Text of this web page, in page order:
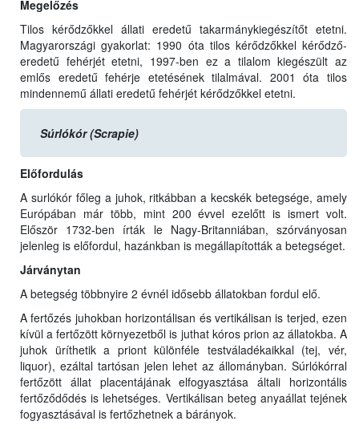
Megelőzés
Tilos kérődzőkkel állati eredetű takarmánykiegészítőt etetni.
Magyarországi gyakorlat: 1990 óta tilos kérődzőkkel kérődző-
eredetű fehérjét etetni, 1997-ben ez a tilalom kiegészült az
emlős eredetű fehérje etetésének tilalmával. 2001 óta tilos
mindennemű állati eredetű fehérjét kérődzőkkel etetni.
Súrlókór (Scrapie)
Előfordulás
A surlókór főleg a juhok, ritkábban a kecskék betegsége, amely
Európában már több, mint 200 évvel ezelőtt is ismert volt.
Először 1732-ben írták le Nagy-Britanniában, szórványosan
jelenleg is előfordul, hazánkban is megállapították a betegséget.
Járványtan
A betegség többnyire 2 évnél idősebb állatokban fordul elő.
A fertőzés juhokban horizontálisan és vertikálisan is terjed, ezen
kívül a fertőzött környezetből is juthat kóros prion az állatokba. A
juhok üríthetik a priont különféle testváladékaikkal (tej, vér,
liquor), ezáltal tartósan jelen lehet az állományban. Súrlókórral
fertőzött állat placentájának elfogyasztása általi horizontális
fertőződődés is lehetséges. Vertikálisan beteg anyaállat tejének
fogyasztásával is fertőzhetnek a bárányok.